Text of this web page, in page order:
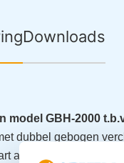
Downloads
model GBH-2000
dubbel gebogen
accessoire BKG-600